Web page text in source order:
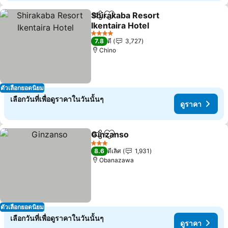
ตัวเลือกยอดนิยม
แชร์ เพิ่มในรายการโปรด
Shirakaba Resort
Ikentaira Hotel
4 ดาว
7.8 ดี
3,727
Chino
เลือกวันที่เพื่อดูราคาในวันนั้นๆ
ดูราคา
ตัวเลือกยอดนิยม
แชร์ เพิ่มในรายการโปรด
Ginzanso
3 ดาว
8.6 ดีเลิศ
1,931
Obanazawa
เลือกวันที่เพื่อดูราคาในวันนั้นๆ
ดูราคา